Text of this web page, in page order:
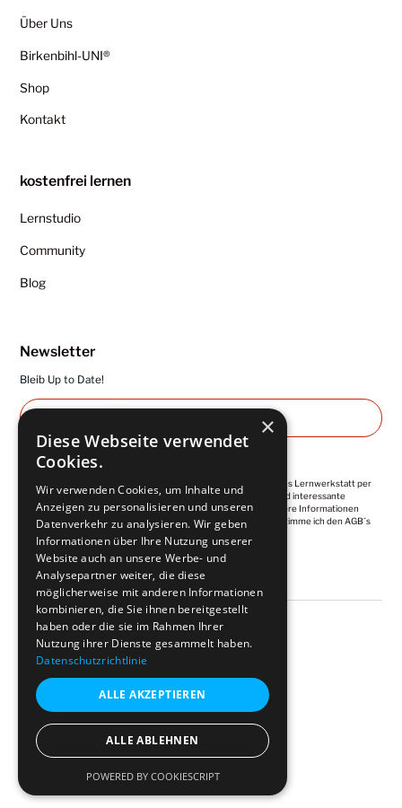
Über Uns
Birkenbihl-UNI®
Shop
Kontakt
kostenfrei lernen
Lernstudio
Community
Blog
Newsletter
Bleib Up to Date!
Ich abonniere die regelmäßigen Newsletter von Kuntermanns Lernwerkstatt per
E-Mail. Diese enthalten wertvolle Impulse, Empfehlungen und interessante
Angebote. Meine Einwilligung ist jederzeit widerrufbar. Weitere Informationen
finde ich in derDatenschutzerklärung . Mit der Anmeldung, stimme ich den AGB´s
2026
Kuntermann. All rights reserved.
Impressum
Datenschutz
AGB & Widerrufsrecht
×
Diese Webseite verwendet
Cookies.
Wir verwenden Cookies, um Inhalte und
Anzeigen zu personalisieren und unseren
Datenverkehr zu analysieren. Wir geben
Informationen über Ihre Nutzung unserer
Website auch an unsere Werbe- und
Analysepartner weiter, die diese
möglicherweise mit anderen Informationen
kombinieren, die Sie ihnen bereitgestellt
haben oder die sie im Rahmen Ihrer
Nutzung ihrer Dienste gesammelt haben.
Datenschutzrichtlinie
ALLE AKZEPTIEREN
ALLE ABLEHNEN
POWERED BY COOKIESCRIPT